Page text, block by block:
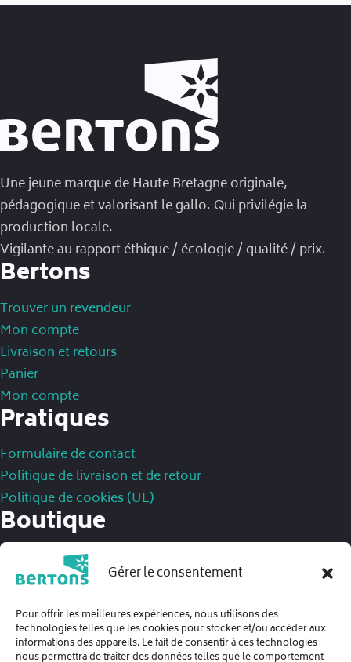
Gérer le consentement
Pour offrir les meilleures expériences, nous utilisons des
technologies telles que les cookies pour stocker et/ou accéder aux
informations des appareils. Le fait de consentir à ces technologies
nous permettra de traiter des données telles que le comportement
Une jeune marque de Haute Bretagne originale,
pédagogique et valorisant le gallo. Qui privilégie la
production locale.
Vigilante au rapport éthique / écologie / qualité / prix.
Bertons
Trouver un revendeur
Mon compte
Livraison et retours
Panier
Mon compte
Pratiques
Formulaire de contact
Politique de livraison et de retour
Politique de cookies (UE)
Boutique
Mentions légales
Politique de confidentialité